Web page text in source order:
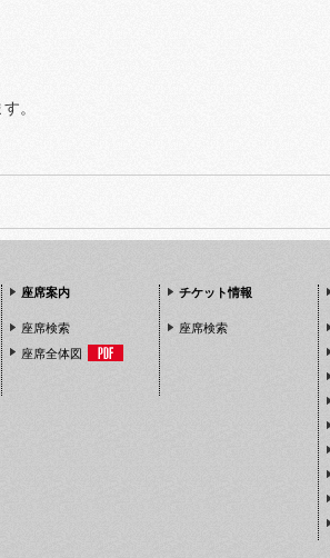
。
座席案内
座席検索
座席全体図
チケット情報
座席検索